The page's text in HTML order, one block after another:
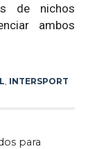
de nichos
ambos
INTERSPORT
para